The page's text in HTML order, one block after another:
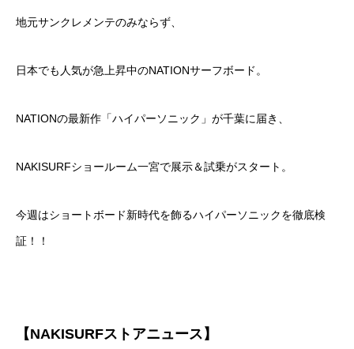
地元サンクレメンテのみならず、
日本でも人気が急上昇中のNATIONサーフボード。
NATIONの最新作「ハイパーソニック」が千葉に届き、
NAKISURFショールーム一宮で展示＆試乗がスタート。
今週はショートボード新時代を飾るハイパーソニックを徹底検
証！！
【NAKISURFストアニュース】